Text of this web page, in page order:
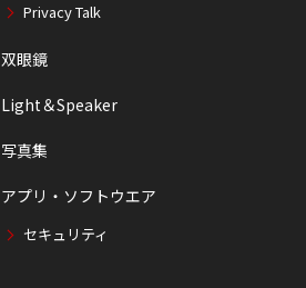
Privacy Talk
双眼鏡
Light＆Speaker
写真集
アプリ・ソフトウエア
セキュリティ